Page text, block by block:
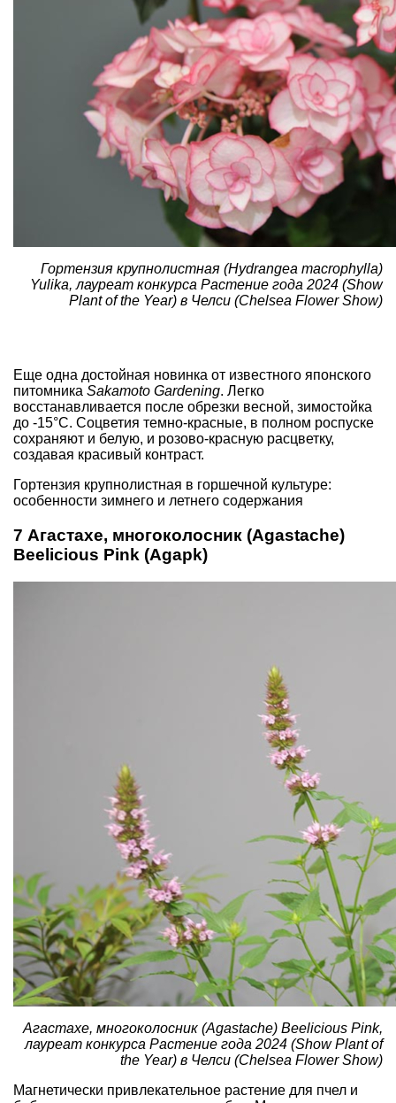
Гортензия крупнолистная (Hydrangea macrophylla)
Yulika, лауреат конкурса Растение года 2024 (Show
Plant of the Year) в Челси (Chelsea Flower Show)
Еще одна достойная новинка от известного японского
питомника Sakamoto Gardening. Легко
восстанавливается после обрезки весной, зимостойка
до -15°C. Соцветия темно-красные, в полном роспуске
сохраняют и белую, и розово-красную расцветку,
создавая красивый контраст.
Гортензия крупнолистная в горшечной культуре:
особенности зимнего и летнего содержания
7 Агастахе, многоколосник (Agastache)
Beelicious Pink (Agapk)
Агастахе, многоколосник (Agastache) Beelicious Pink,
лауреат конкурса Растение года 2024 (Show Plant of
the Year) в Челси (Chelsea Flower Show)
Магнетически привлекательное растение для пчел и